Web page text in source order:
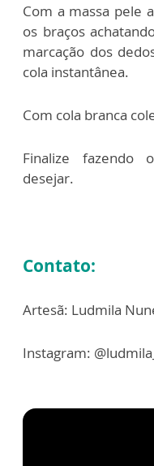
Com a massa pele
os braços
marcação dos
cola instantânea.
Com cola branca
Finalize fazendo
desejar.
Contato:
Artesã: Ludmila
Instagram: